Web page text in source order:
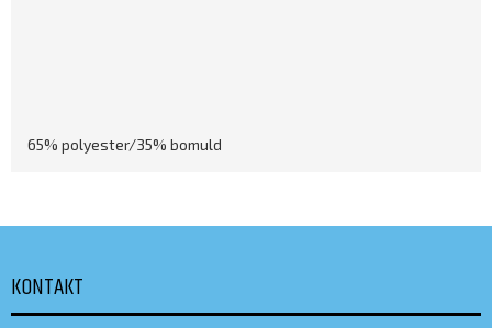
65% polyester/35% bomuld
KONTAKT